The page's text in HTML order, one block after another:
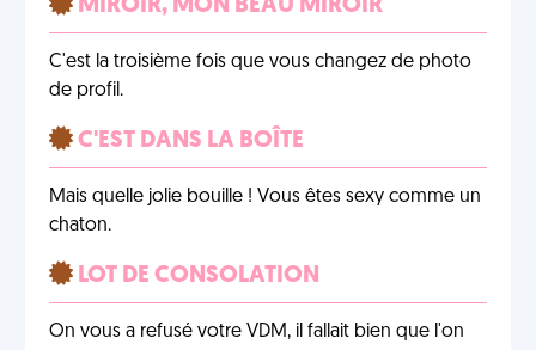
MIROIR, MON BEAU MIROIR
C'est la troisième fois que vous changez de photo
de profil.
C'EST DANS LA BOÎTE
Mais quelle jolie bouille ! Vous êtes sexy comme un
chaton.
LOT DE CONSOLATION
On vous a refusé votre VDM, il fallait bien que l'on